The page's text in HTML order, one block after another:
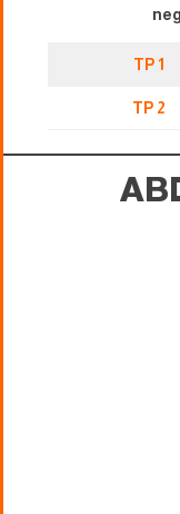
TP 1
TP 2